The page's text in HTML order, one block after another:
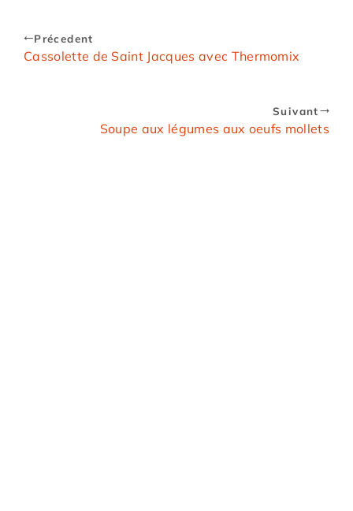
Précedent
Cassolette de Saint Jacques avec Thermomix
Suivant
Soupe aux légumes aux oeufs mollets